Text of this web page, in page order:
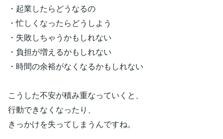
・起業したらどうなるの
・忙しくなったらどうしよう
・失敗しちゃうかもしれない
・負担が増えるかもしれない
・時間の余裕がなくなるかもしれない
こうした不安が積み重なっていくと、
行動できなくなったり、
きっかけを失ってしまうんですね。